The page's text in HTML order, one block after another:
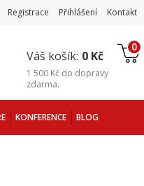
Registrace Přihlášení Kontakt
Váš košík: 0 Kč
0
1 500 Kč do dopravy
zdarma.
KONFERENCE BLOG